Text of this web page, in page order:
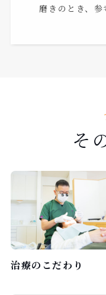
磨きのとき、参
そ
治療のこだわり